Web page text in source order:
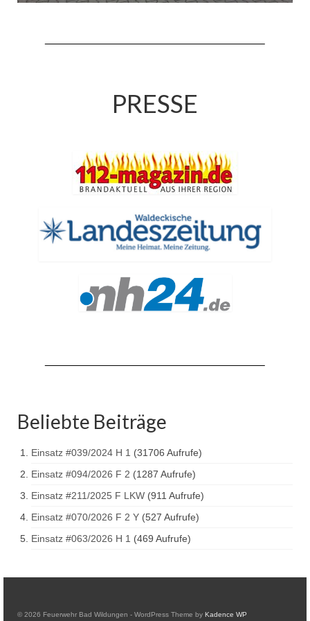
Benefizkonzert 2021
Fahrzeuge & Technik
Stützpunkt
Einsatzfahrzeuge
Einsatzleitwagen ELW 1
Drehleiter DLK 23/12
Tanklöschfahrzeug TLF 4000
Löschgruppenfahrzeug LF 20 KatS
Gerätewagen Logistik GW-L 2
Tanklöschfahrzeug TLF 16/24 Tr
Gerätewagen Gefahrgut GW-G
GDekonP-LKW
PRESSE
Beliebte Beiträge
Einsatz #039/2024 H 1 (31706 Aufrufe)
Einsatz #094/2026 F 2 (1287 Aufrufe)
Einsatz #211/2025 F LKW (911 Aufrufe)
Einsatz #070/2026 F 2 Y (527 Aufrufe)
Einsatz #063/2026 H 1 (469 Aufrufe)
© 2026 Feuerwehr Bad Wildungen - WordPress Theme by Kadence WP